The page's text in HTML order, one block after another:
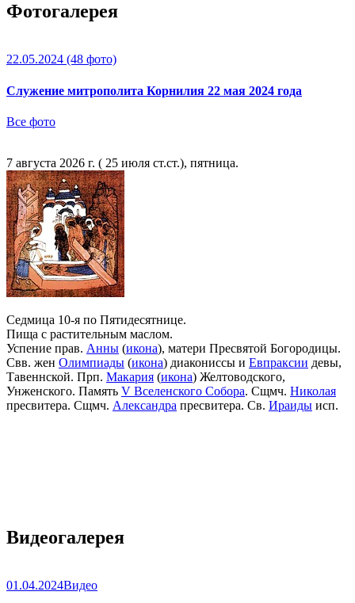
Фотогалерея
22.05.2024 (48 фото)
Служение митрополита Корнилия 22 мая 2024 года
Все фото
7 августа 2026 г. ( 25 июля ст.ст.), пятница.
Седмица 10-я по Пятидесятнице.
Пища с растительным маслом.
Успение прав. Анны (икона), матери Пресвятой Богородицы.
Свв. жен Олимпиады (икона) диакониссы и Евпраксии девы,
Тавеннской. Прп. Макария (икона) Желтоводского,
Унженского. Память V Вселенского Собора. Сщмч. Николая
пресвитера. Сщмч. Александра пресвитера. Св. Ираиды исп.
Видеогалерея
01.04.2024Видео